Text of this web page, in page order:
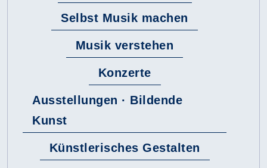
Selbst Musik machen
Musik verstehen
Konzerte
Ausstellungen · Bildende
Kunst
Künstlerisches Gestalten